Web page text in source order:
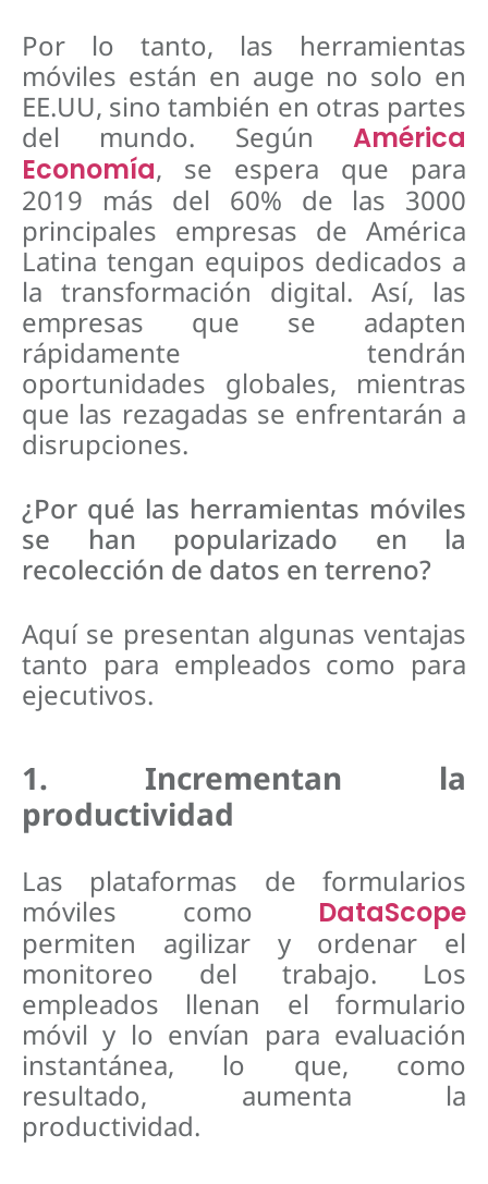
Por lo tanto, las herramientas
móviles están en auge no solo en
EE.UU, sino también en otras partes
del mundo. Según América
Economía, se espera que para
2019 más del 60% de las 3000
principales empresas de América
Latina tengan equipos dedicados a
la transformación digital. Así, las
empresas que se adapten
rápidamente tendrán
oportunidades globales, mientras
que las rezagadas se enfrentarán a
disrupciones.
¿Por qué las herramientas móviles
se han popularizado en la
recolección de datos en terreno?
Aquí se presentan algunas ventajas
tanto para empleados como para
ejecutivos.
1. Incrementan la
productividad
Las plataformas de formularios
móviles como DataScope
permiten agilizar y ordenar el
monitoreo del trabajo. Los
empleados llenan el formulario
móvil y lo envían para evaluación
instantánea, lo que, como
resultado, aumenta la
productividad.